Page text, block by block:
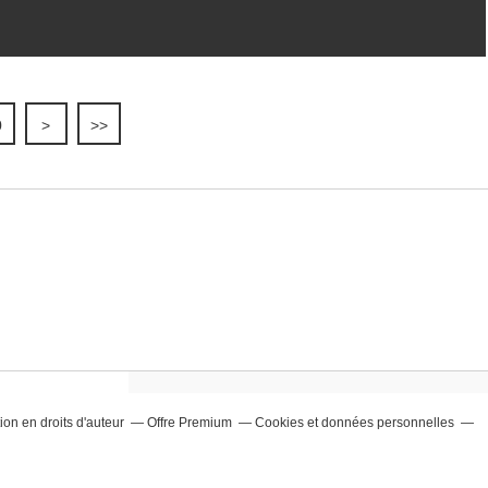
> >>
en droits d'auteur Offre Premium Cookies et données personnelles